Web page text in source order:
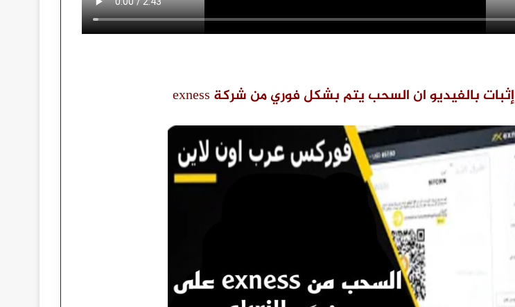
إثبات بالفيديو ان السحب يتم بشكل فوري من شركة exness